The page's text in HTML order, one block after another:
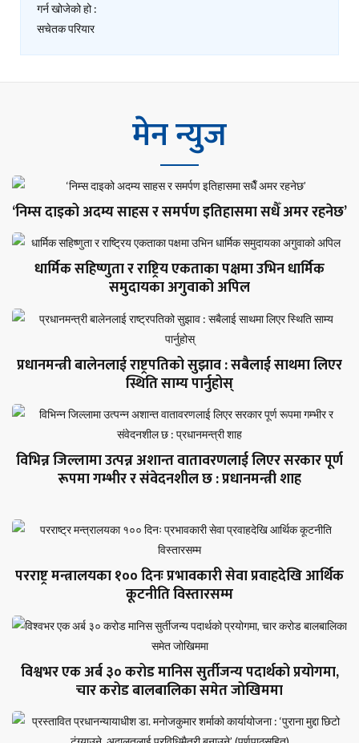
मेन न्युज
‘निम्स दाइको अदम्य साहस र समर्पण इतिहासमा सधैँ अमर रहनेछ’
धार्मिक सहिष्णुता र राष्ट्रिय एकताका पक्षमा उभिन धार्मिक
समुदायका अगुवाको अपिल
प्रधानमन्त्री बालेनलाई राष्ट्रपतिको सुझाव : सबैलाई साथमा लिएर
स्थिति साम्य पार्नुहोस्
विभिन्न जिल्लामा उत्पन्न अशान्त वातावरणलाई लिएर सरकार पूर्ण
रूपमा गम्भीर र संवेदनशील छ : प्रधानमन्त्री शाह
परराष्ट्र मन्त्रालयका १०० दिनः प्रभावकारी सेवा प्रवाहदेखि आर्थिक
कूटनीति विस्तारसम्म
विश्वभर एक अर्ब ३० करोड मानिस सुर्तीजन्य पदार्थको प्रयोगमा,
चार करोड बालबालिका समेत जोखिममा